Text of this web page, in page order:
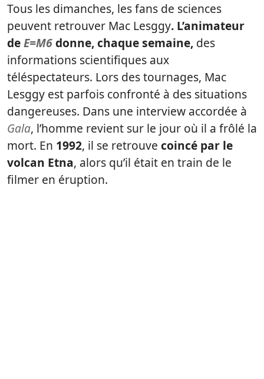
Tous les dimanches, les fans de sciences
peuvent retrouver Mac Lesggy. L’animateur
deE=M6donne, chaque semaine, des
informations scientifiques aux
téléspectateurs. Lors des tournages, Mac
Lesggy est parfois confronté à des situations
dangereuses. Dans une interview accordée à
Gala, l’homme revient sur le jour où il a frôlé la
mort. En 1992, il se retrouve coincé par le
volcan Etna, alors qu’il était en train de le
filmer en éruption.